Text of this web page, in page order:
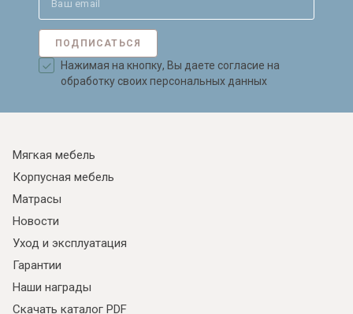
ПОДПИСАТЬСЯ
Нажимая на кнопку, Вы даете согласие на
обработку своих персональных данных
Мягкая мебель
Корпусная мебель
Матрасы
Новости
Уход и эксплуатация
Гарантии
Наши награды
Скачать каталог PDF